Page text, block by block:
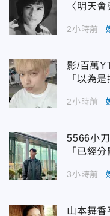
〈明天
2小時前
影/百萬
「以為
2小時前
5566小
「已經
3小時前
山本舞